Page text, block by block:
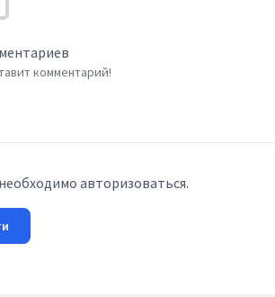
комментарий!
авторизоваться.